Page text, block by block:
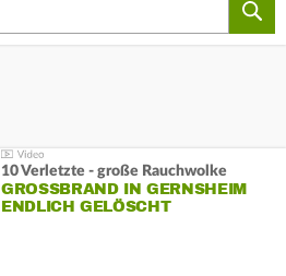
10 Verletzte - große Rauchwolke
GROSSBRAND IN GERNSHEIM E
NDLICH GELÖSCHT